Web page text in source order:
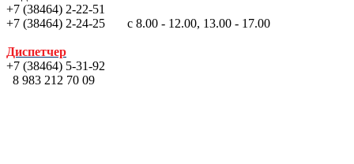
+7 (38464) 2-22-51
+7 (38464) 2-24-25 с 8.00 - 12.00, 13.00 - 17.00
Диспетчер
+7 (38464) 5-31-92
8 983 212 70 09